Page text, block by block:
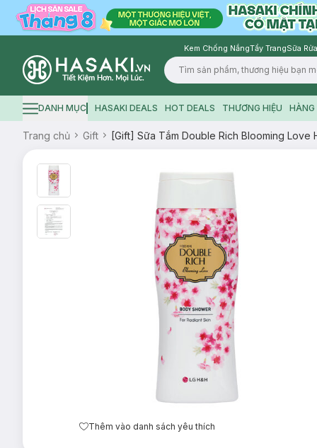
Kem Chống NắngTẩy TrangSữa
Logo
Hamburger icon
DANH MỤC HASAKI DEALS HOT DEALS THƯƠNG HIỆU HÀNG
Trang chủ Gift [Gift] Sữa Tắm Double Rich Blooming Love
Thêm vào danh sách yêu thích